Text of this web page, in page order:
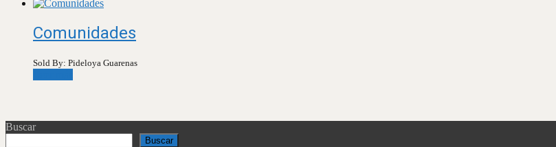
Comunidades
Sold By: Pideloya Guarenas
Buscar
Buscar